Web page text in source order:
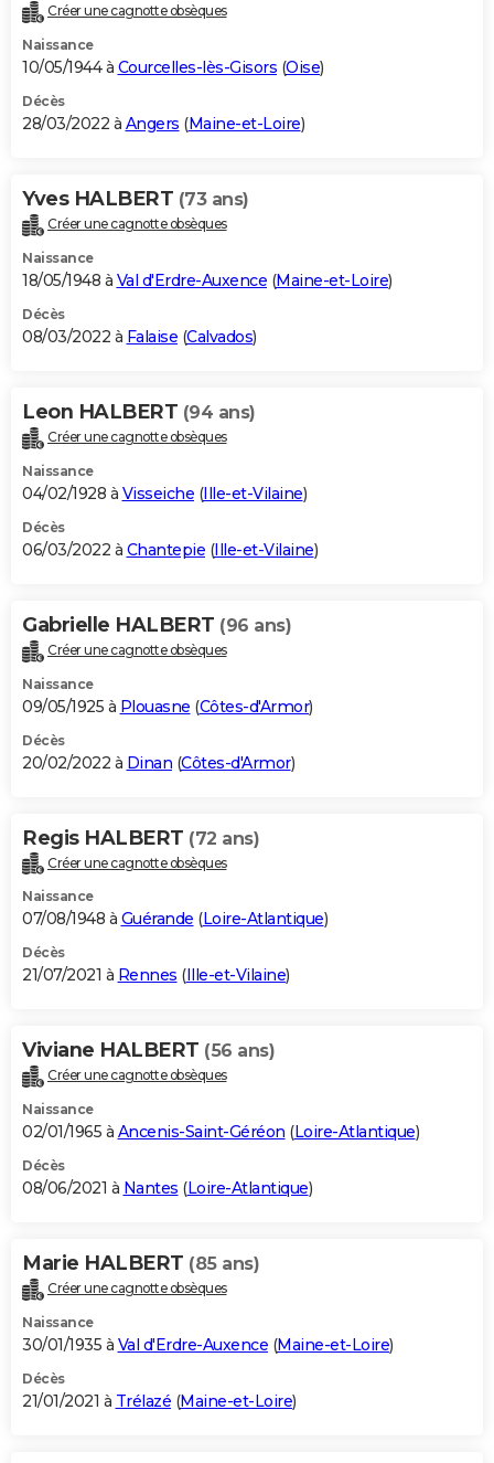
Créer une cagnotte obsèques
Naissance
10/05/1944 à Courcelles-lès-Gisors (Oise)
Décès
28/03/2022 à Angers (Maine-et-Loire)
Yves HALBERT (73 ans)
Créer une cagnotte obsèques
Naissance
18/05/1948 à Val d'Erdre-Auxence (Maine-et-Loire)
Décès
08/03/2022 à Falaise (Calvados)
Leon HALBERT (94 ans)
Créer une cagnotte obsèques
Naissance
04/02/1928 à Visseiche (Ille-et-Vilaine)
Décès
06/03/2022 à Chantepie (Ille-et-Vilaine)
Gabrielle HALBERT (96 ans)
Créer une cagnotte obsèques
Naissance
09/05/1925 à Plouasne (Côtes-d'Armor)
Décès
20/02/2022 à Dinan (Côtes-d'Armor)
Regis HALBERT (72 ans)
Créer une cagnotte obsèques
Naissance
07/08/1948 à Guérande (Loire-Atlantique)
Décès
21/07/2021 à Rennes (Ille-et-Vilaine)
Viviane HALBERT (56 ans)
Créer une cagnotte obsèques
Naissance
02/01/1965 à Ancenis-Saint-Géréon (Loire-Atlantique)
Décès
08/06/2021 à Nantes (Loire-Atlantique)
Marie HALBERT (85 ans)
Créer une cagnotte obsèques
Naissance
30/01/1935 à Val d'Erdre-Auxence (Maine-et-Loire)
Décès
21/01/2021 à Trélazé (Maine-et-Loire)